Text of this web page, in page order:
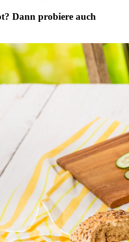
Dann probiere auch